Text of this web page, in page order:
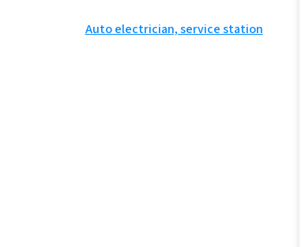
Auto electrician, service station